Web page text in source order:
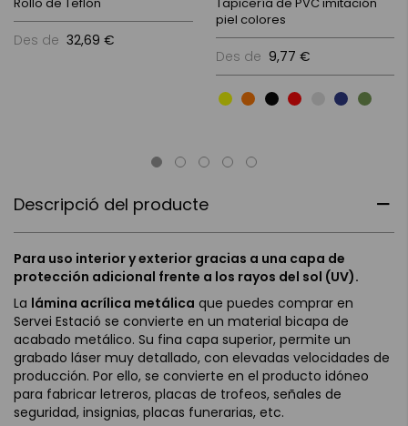
Descripció del producte
Para uso interior y exterior gracias a una capa de
protección adicional frente a los rayos del sol (UV).
La lámina acrílica metálica que puedes comprar en
Servei Estació se convierte en un material bicapa de
acabado metálico. Su fina capa superior, permite un
grabado láser muy detallado, con elevadas velocidades de
producción. Por ello, se convierte en el producto idóneo
para fabricar letreros, placas de trofeos, señales de
seguridad, insignias, placas funerarias, etc.
Des de 32,69 €
piel colores
Des de 9,77 €